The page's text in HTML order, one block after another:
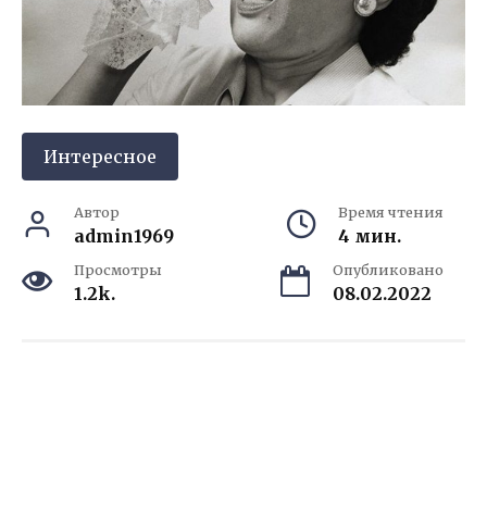
Интересное
Автор
admin1969
Время чтения
4 мин.
Просмотры
1.2k.
Опубликовано
08.02.2022